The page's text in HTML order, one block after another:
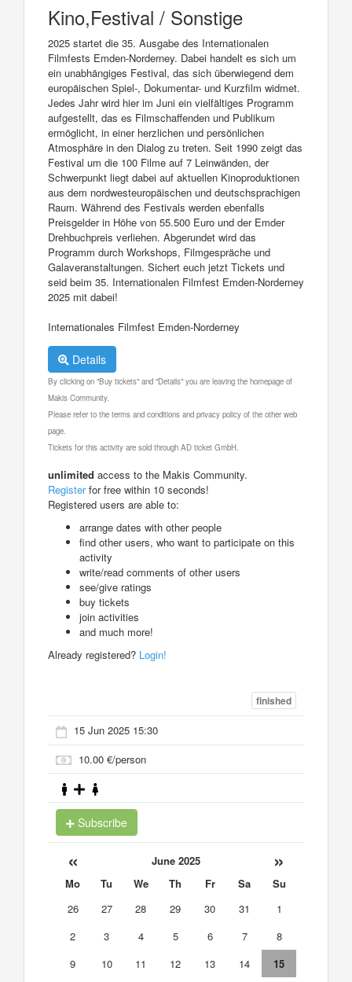
Kino,Festival / Sonstige
2025 startet die 35. Ausgabe des Internationalen
Filmfests Emden-Norderney. Dabei handelt es sich um
ein unabhängiges Festival, das sich überwiegend dem
europäischen Spiel-, Dokumentar- und Kurzfilm widmet.
Jedes Jahr wird hier im Juni ein vielfältiges Programm
aufgestellt, das es Filmschaffenden und Publikum
ermöglicht, in einer herzlichen und persönlichen
Atmosphäre in den Dialog zu treten. Seit 1990 zeigt das
Festival um die 100 Filme auf 7 Leinwänden, der
Schwerpunkt liegt dabei auf aktuellen Kinoproduktionen
aus dem nordwesteuropäischen und deutschsprachigen
Raum. Während des Festivals werden ebenfalls
Preisgelder in Höhe von 55.500 Euro und der Emder
Drehbuchpreis verliehen. Abgerundet wird das
Programm durch Workshops, Filmgespräche und
Galaveranstaltungen. Sichert euch jetzt Tickets und
seid beim 35. Internationalen Filmfest Emden-Norderney
2025 mit dabei!
Internationales Filmfest Emden-Norderney
Details
By clicking on "Buy tickets" and "Details" you are leaving the homepage of
Makis Community.
Please refer to the terms and conditions and privacy policy of the other web
page.
Tickets for this activity are sold through AD ticket GmbH.
unlimited access to the Makis Community.
Registerfor free within 10 seconds!
Registered users are able to:
arrange dates with other people
find other users, who want to participate on this
activity
write/read comments of other users
see/give ratings
buy tickets
join activities
and much more!
Already registered? Login!
finished
15 Jun 2025 15:30
10.00 €/person
Subscribe
« June 2025 »
Mo Tu We Th Fr Sa
Su
26
27 28 29 30 31
1
2
3 4 5 6 7
8
9
10 11 12 13 14
15